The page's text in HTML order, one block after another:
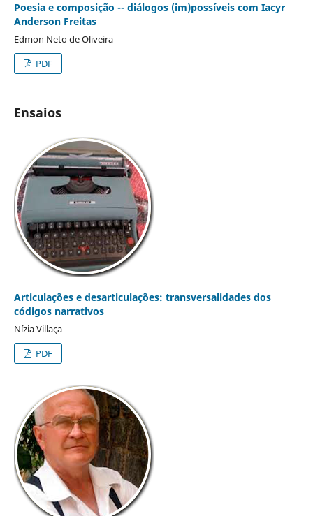
Poesia e composição -- diálogos (im)possíveis com Iacyr
Anderson Freitas
Edmon Neto de Oliveira
PDF
Ensaios
Articulações e desarticulações: transversalidades dos
códigos narrativos
Nízia Villaça
PDF